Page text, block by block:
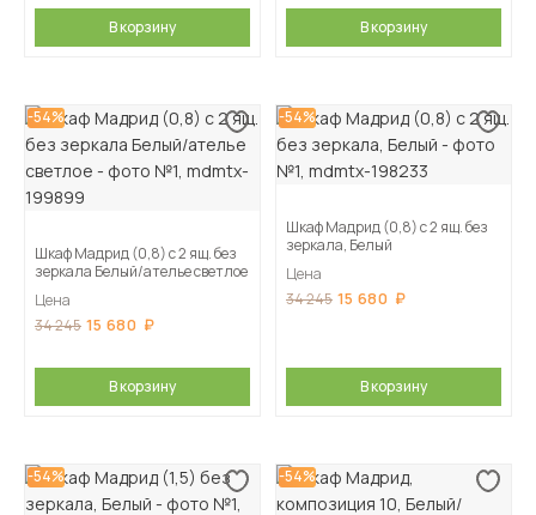
В корзину В корзину
-54%
Шкаф Мадрид (0,8) с 2 ящ. без
зеркала Белый/ателье светлое
Цена
34 245 15 680
В корзину
-54%
Шкаф Мадрид (0,8) с 2 ящ. без
зеркала, Белый
Цена
34 245 15 680
В корзину
-54% -54%